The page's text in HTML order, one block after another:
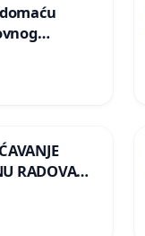
svinjske
RADOVA
odbora